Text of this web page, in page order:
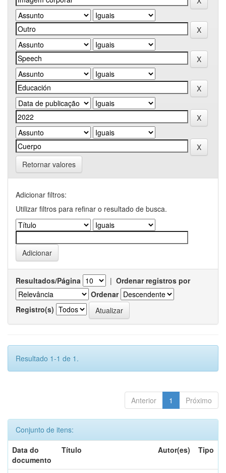
Retornar valores
Adicionar filtros:
Utilizar filtros para refinar o resultado de busca.
Resultados/Página | Ordenar registros por
Ordenar
Registro(s)
Resultado 1-1 de 1.
Anterior 1 Próximo
Conjunto de itens:
Data do
documento
Título Autor(es) Tipo